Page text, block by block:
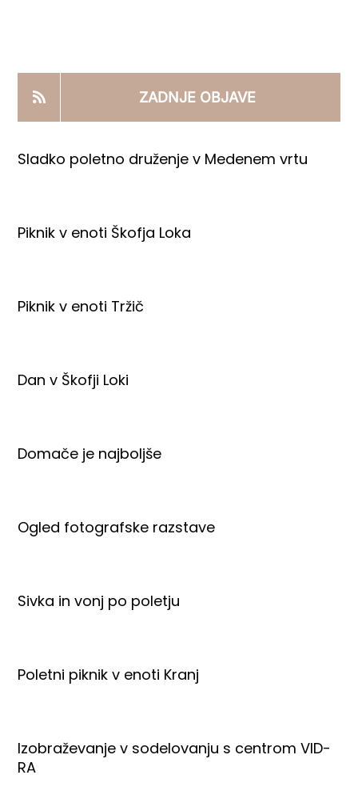
PRODAJNI IZDELKI
AKTUALNO
ZADNJE OBJAVE
Sladko poletno druženje v Medenem vrtu
Piknik v enoti Škofja Loka
Piknik v enoti Tržič
Dan v Škofji Loki
Domače je najboljše
Ogled fotografske razstave
Sivka in vonj po poletju
Poletni piknik v enoti Kranj
Izobraževanje v sodelovanju s centrom VID-
RA